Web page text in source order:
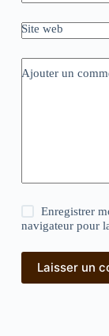
Site web
Ajouter un
Enregistrer
navigateur pour
Laisser un